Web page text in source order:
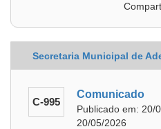
Secretaria Municipal de
C-995
Comunicado
Publicado em: 20/
20/05/2026